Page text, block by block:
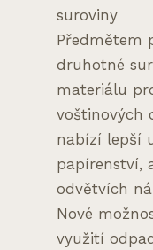
suroviny
Předmětem
druhotné
materiálu
voštinových
nabízí lepší
papírenství,
odvětvích
Nové
využití